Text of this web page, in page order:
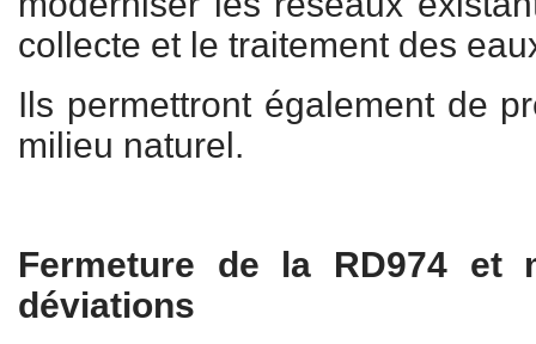
collecte et le traitement des
Ils permettront également de
milieu naturel.
Fermeture de la RD974 et
déviations